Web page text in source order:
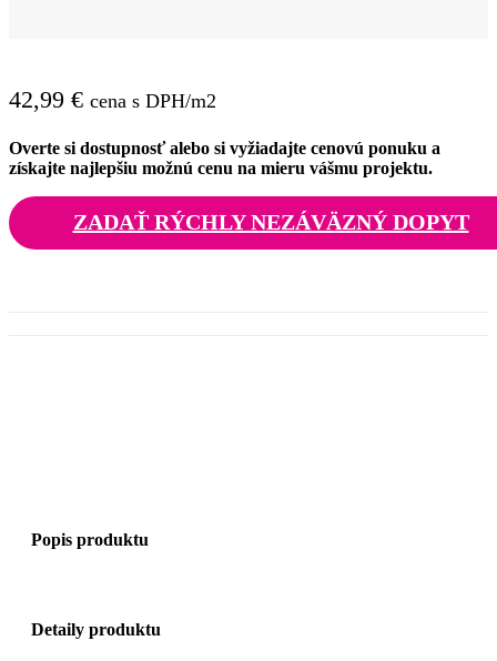
42,99 € cena s DPH/m2
Overte si dostupnosť alebo si vyžiadajte cenovú ponuku a
získajte najlepšiu možnú cenu na mieru vášmu projektu.
ZADAŤ RÝCHLY NEZÁVÄZNÝ DOPYT
Popis produktu
Detaily produktu